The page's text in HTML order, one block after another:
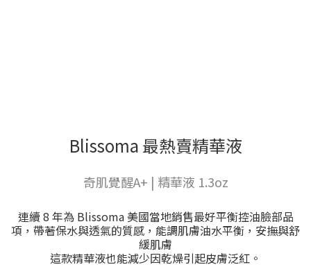
Blissoma 最熱賣精華液
奇肌覺醒A+ | 精華液 1.3oz
連續 8 年為 Blissoma 美國當地銷售最好平衡控油臉部品
項，帶著保水與透氣的質感，能調肌膚油水平衡，安撫與舒
緩肌膚
這款精華液也能減少因乾燥引起皮膚泛紅。